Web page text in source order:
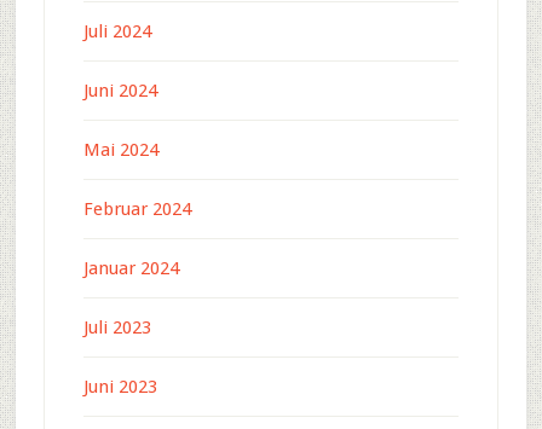
Juli 2024
Juni 2024
Mai 2024
Februar 2024
Januar 2024
Juli 2023
Juni 2023